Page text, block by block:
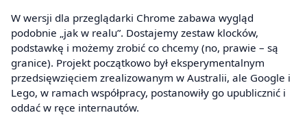
W wersji dla przeglądarki Chrome zabawa wygląd
podobnie „jak w realu”. Dostajemy zestaw klocków,
podstawkę i możemy zrobić co chcemy (no, prawie – są
granice). Projekt początkowo był eksperymentalnym
przedsięwzięciem zrealizowanym w Australii, ale Google i
Lego, w ramach współpracy, postanowiły go upublicznić i
oddać w ręce internautów.